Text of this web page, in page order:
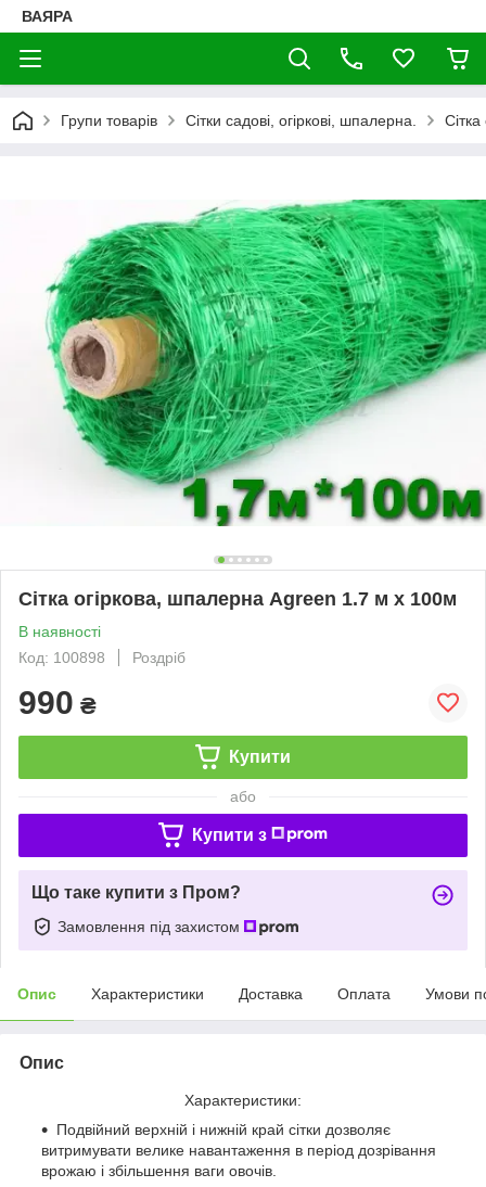
ВАЯРА
Групи товарів Сітки садові, огіркові, шпалерна.
Сітка огіркова, шпалерна Agreen 1.7 м x 100м
В наявності
Код: 100898
Роздріб
990 ₴
Купити
або
Купити з
Що таке купити з Пром?
Замовлення під захистом
Опис Характеристики Доставка Оплата Умови
Опис
Характеристики:
Подвійний верхній і нижній край сітки дозволяє
витримувати велике навантаження в період дозрівання
врожаю і збільшення ваги овочів.